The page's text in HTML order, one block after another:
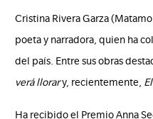
Cristina Rivera Garza
poeta y narradora, quien ha
del país. Entre sus obras
verá llorary, recientemente,
Ha recibido el Premio Anna